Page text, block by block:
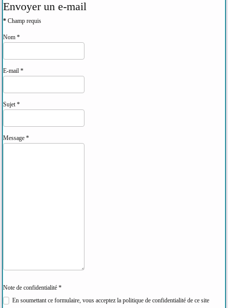
Envoyer un e-mail
* Champ requis
Nom *
E-mail *
Sujet*
Message *
Note de confidentialité *
Note de confidentialité
En soumettant ce formulaire, vous acceptez la politique de confidentialité de ce site